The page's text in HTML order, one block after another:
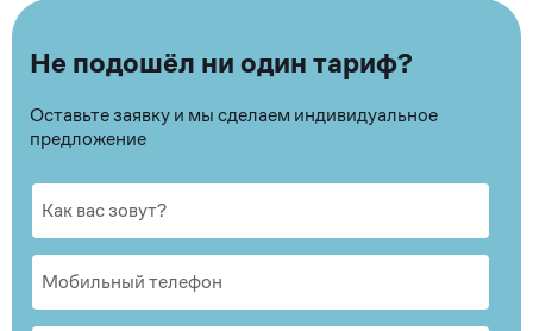
Не подошёл ни один тариф?
Оставьте заявку и мы сделаем индивидуальное
предложение